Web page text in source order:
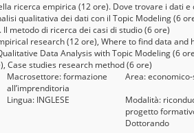
nella ricerca empirica (12 ore). Dove trovare i dati
qualitativa dei dati con il Topic Modeling (6
metodo di ricerca dei casi di studio (6 ore)
in empirical research (12 ore), Where to find data and
Data Analysis with Topic Modeling (6
Case studies research method (6 ore)
Macrosettore: formazione
all’imprenditoria
Area:
Lingua: INGLESE
Modalità:
progetto
Dottorando